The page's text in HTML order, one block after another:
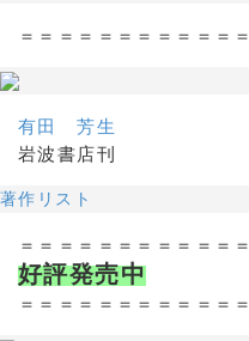
＝＝＝＝＝＝＝＝＝＝＝＝
有田 芳生
岩波書店刊
著作リスト
＝＝＝＝＝＝＝＝＝＝＝＝
好評発売中
＝＝＝＝＝＝＝＝＝＝＝＝